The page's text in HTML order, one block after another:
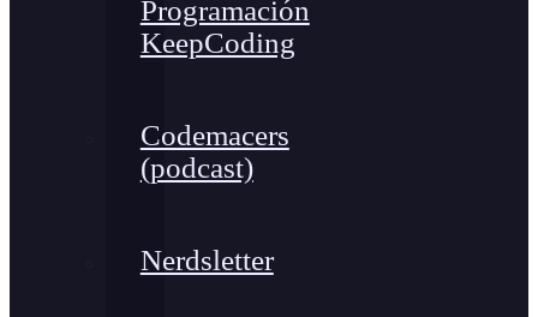
Programación
KeepCoding
Codemacers
(podcast)
Nerdsletter